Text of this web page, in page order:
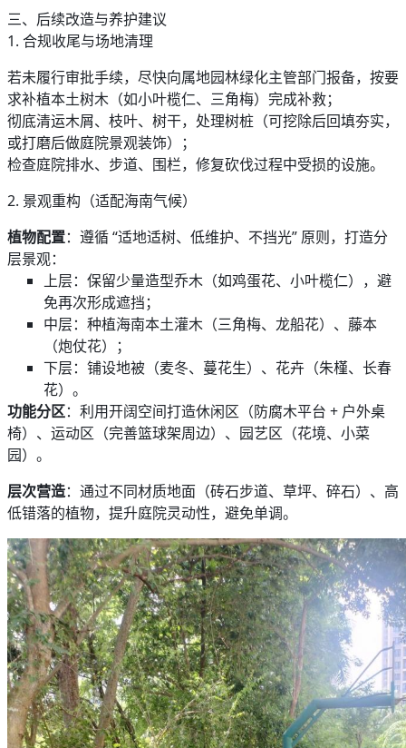
三、后续改造与养护建议
1. 合规收尾与场地清理
若未履行审批手续，尽快向属地园林绿化主管部门报备，按要
求补植本土树木（如小叶榄仁、三角梅）完成补救；
彻底清运木屑、枝叶、树干，处理树桩（可挖除后回填夯实，
或打磨后做庭院景观装饰）；
检查庭院排水、步道、围栏，修复砍伐过程中受损的设施。
2. 景观重构（适配海南气候）
植物配置：遵循 “适地适树、低维护、不挡光” 原则，打造分
层景观：
上层：保留少量造型乔木（如鸡蛋花、小叶榄仁），避
免再次形成遮挡；
中层：种植海南本土灌木（三角梅、龙船花）、藤本
（炮仗花）；
下层：铺设地被（麦冬、蔓花生）、花卉（朱槿、长春
花）。
功能分区：利用开阔空间打造休闲区（防腐木平台 + 户外桌
椅）、运动区（完善篮球架周边）、园艺区（花境、小菜
园）。
层次营造：通过不同材质地面（砖石步道、草坪、碎石）、高
低错落的植物，提升庭院灵动性，避免单调。